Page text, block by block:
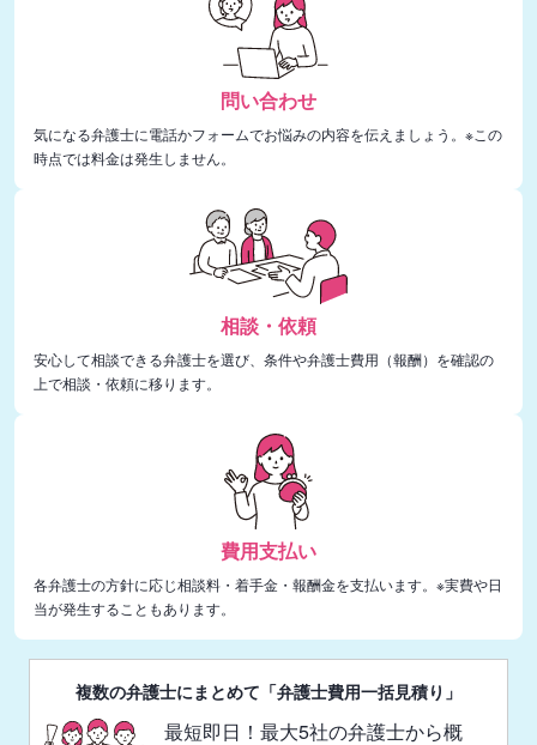
問い合わせ
気になる弁護士に電話かフォームでお悩みの内容を伝えましょう。※この
時点では料金は発生しません。
相談・依頼
安心して相談できる弁護士を選び、条件や弁護士費用（報酬）を確認の
上で相談・依頼に移ります。
費用支払い
各弁護士の方針に応じ相談料・着手金・報酬金を支払います。※実費や日
当が発生することもあります。
複数の弁護士にまとめて「弁護士費用一括見積り」
最短即日！最大5社の弁護士から概